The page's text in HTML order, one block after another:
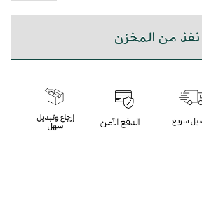
نفذ من المخزن